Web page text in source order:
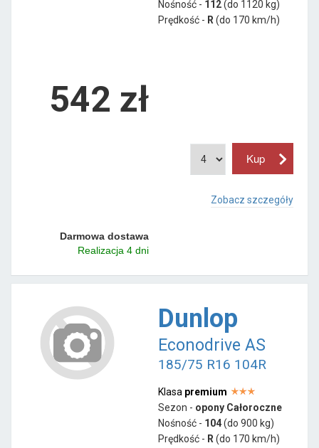
Nośność - 112(do 1120 kg)
Prędkość - R (do 170 km/h)
542 zł
Zobacz szczegóły
Darmowa dostawa
Realizacja 4 dni
Dunlop
Econodrive AS
185/75 R16 104R
Klasa premium
Sezon - opony Całoroczne
Nośność - 104(do 900 kg)
Prędkość - R (do 170 km/h)